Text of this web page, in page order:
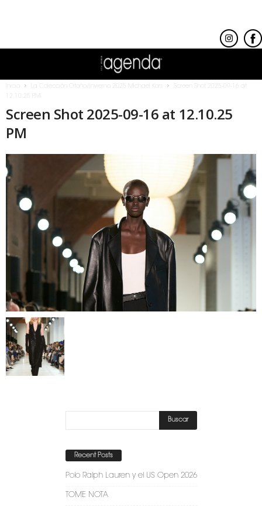
La Colección Otoño/Invierno 2025 Michael Kors
Screen Shot 2025-09-16 at
12.10.25 PM
Screen Shot 2025-09-16 at 12.10.25
PM
Recent Posts
Polo Ralph Lauren y el US Open 2026
TOME NOTA